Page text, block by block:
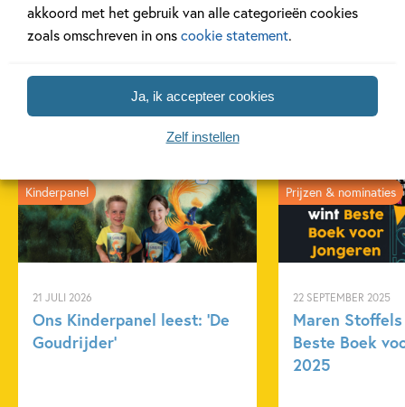
akkoord met het gebruik van alle categorieën cookies
zoals omschreven in onscookie statement.
Ja, ik accepteer cookies
Zelf instellen
Artikelen over Maren
Stoffels
21 JULI 2026
Ons Kinderpanel leest: ‘De
Goudrijder’
Kinderpanel
22 SEPTEMBER 2025
Maren
Beste Boek
2025
Prijzen & nominaties